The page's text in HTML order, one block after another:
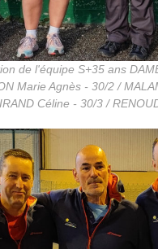
de l'équipe S+35 ans
Marie Agnès - 30/2 /
Céline - 30/3 /